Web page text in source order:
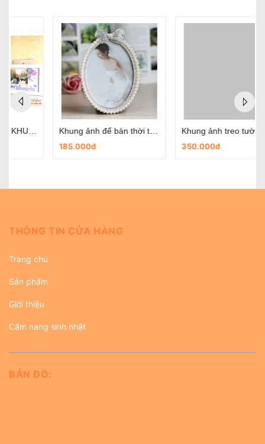
Khung ảnh treo tường trái tim
350.000đ
Khung ảnh treo tường 9 khung trụ thẳng
350.000đ
THÔNG TIN CỬA HÀNG
Trang chủ
Sản phẩm
Giới thiệu
Cẩm nang sinh nhật
BẢN ĐỒ: